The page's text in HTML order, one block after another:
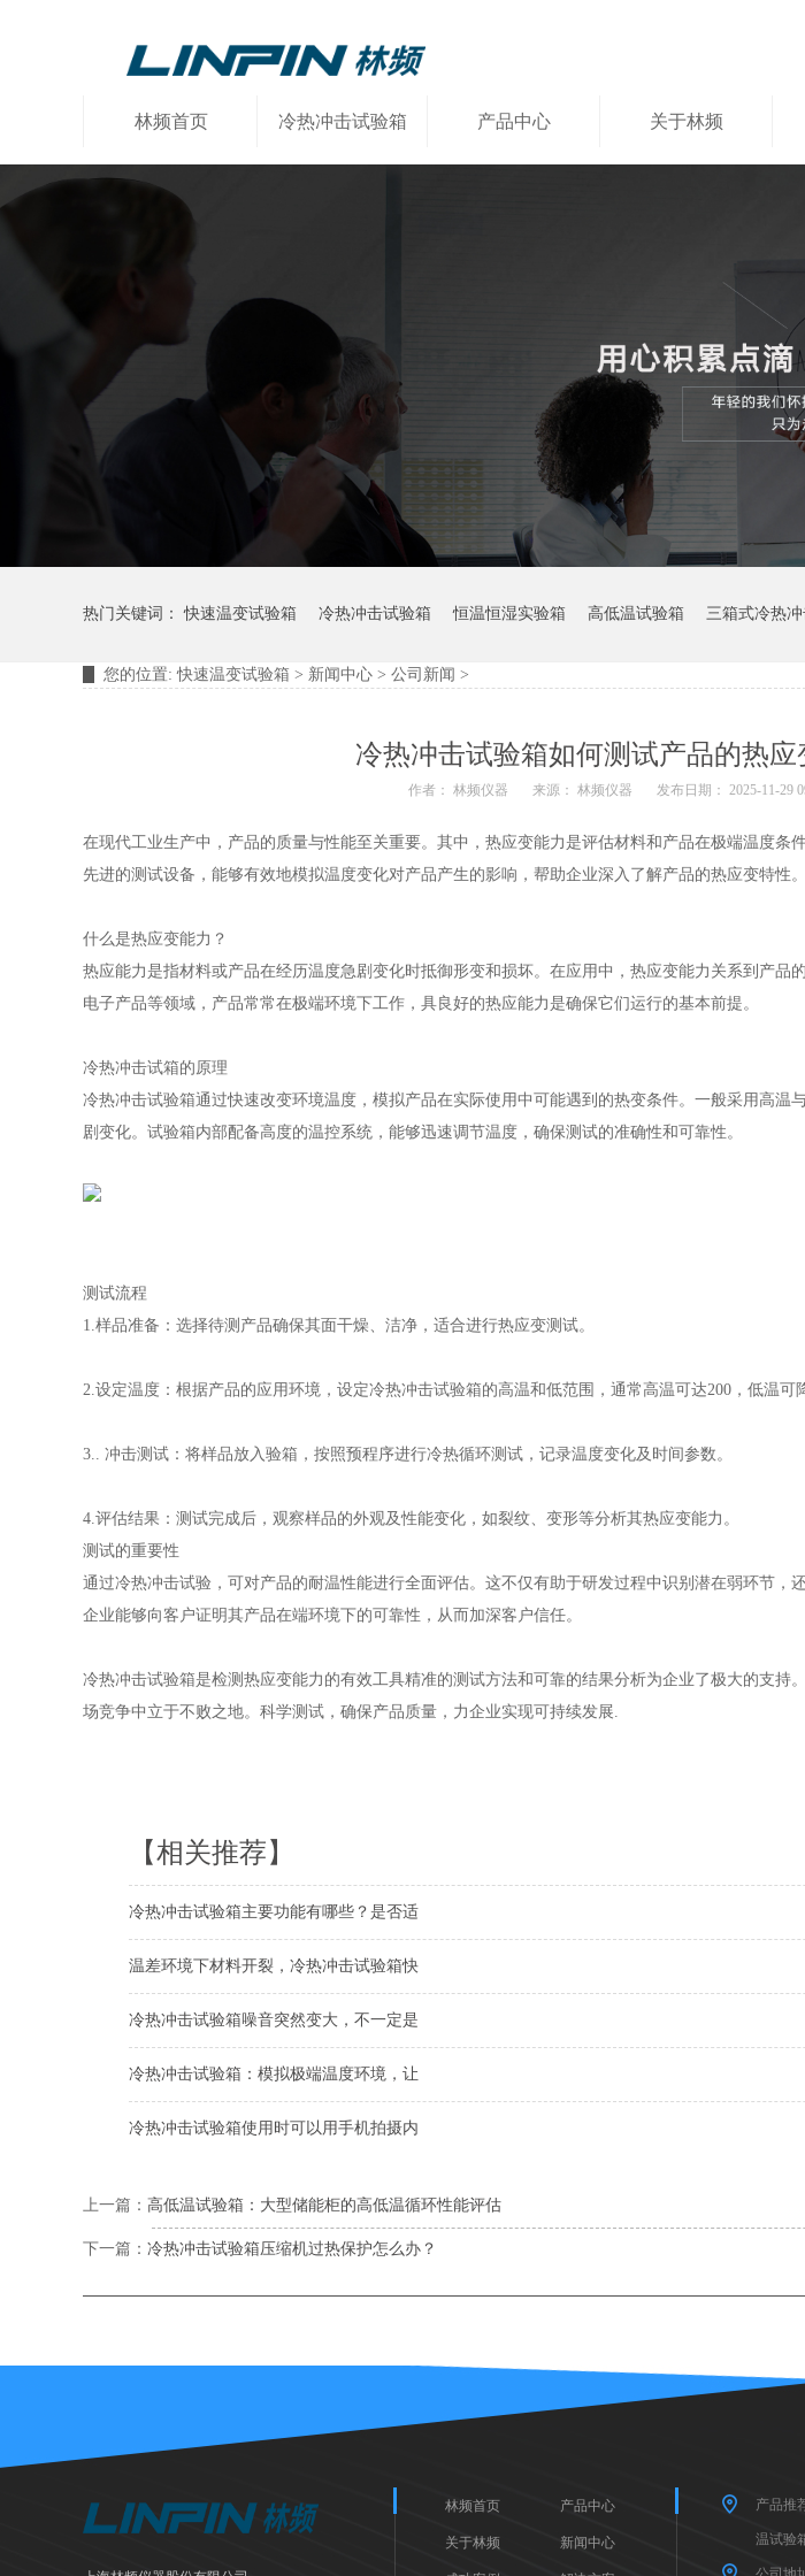
林频首页 冷热冲击试验箱 产品中心 关于林频
热门关键词：快速温变试验箱 冷热冲击试验箱 恒温恒湿实验箱 高低温试验箱 三箱式冷热
您的位置:快速温变试验箱 > 新闻中心 > 公司新闻 >
冷热冲击试验箱如何测试产品的热应
作者： 林频仪器 来源： 林频仪器 发布日期： 2025-11-29
在现代工业生产中，产品的质量与性能至关重要。其中，热应变能力是评估材料和产品在极端温度条
先进的测试设备，能够有效地模拟温度变化对产品产生的影响，帮助企业深入了解产品的热应变特性。
什么是热应变能力？
热应能力是指材料或产品在经历温度急剧变化时抵御形变和损坏。在应用中，热应变能力关系到产品
电子产品等领域，产品常常在极端环境下工作，具良好的热应能力是确保它们运行的基本前提。
冷热冲击试箱的原理
冷热冲击试验箱通过快速改变环境温度，模拟产品在实际使用中可能遇到的热变条件。一般采用高温
剧变化。试验箱内部配备高度的温控系统，能够迅速调节温度，确保测试的准确性和可靠性。
测试流程
1.样品准备：选择待测产品确保其面干燥、洁净，适合进行热应变测试。
2.设定温度：根据产品的应用环境，设定冷热冲击试验箱的高温和低范围，通常高温可达200，低温可
3.. 冲击测试：将样品放入验箱，按照预程序进行冷热循环测试，记录温度变化及时间参数。
4.评估结果：测试完成后，观察样品的外观及性能变化，如裂纹、变形等分析其热应变能力。
测试的重要性
通过冷热冲击试验，可对产品的耐温性能进行全面评估。这不仅有助于研发过程中识别潜在弱环节，
企业能够向客户证明其产品在端环境下的可靠性，从而加深客户信任。
冷热冲击试验箱是检测热应变能力的有效工具精准的测试方法和可靠的结果分析为企业了极大的支持
场竞争中立于不败之地。科学测试，确保产品质量，力企业实现可持续发展.
【相关推荐】
冷热冲击试验箱主要功能有哪些？是否适
温差环境下材料开裂，冷热冲击试验箱快
冷热冲击试验箱噪音突然变大，不一定是
冷热冲击试验箱：模拟极端温度环境，让
冷热冲击试验箱使用时可以用手机拍摄内
上一篇： 高低温试验箱：大型储能柜的高低温循环性能评估
下一篇： 冷热冲击试验箱压缩机过热保护怎么办？
林频首页 产品中心
关于林频 新闻中心
产品推
温试验